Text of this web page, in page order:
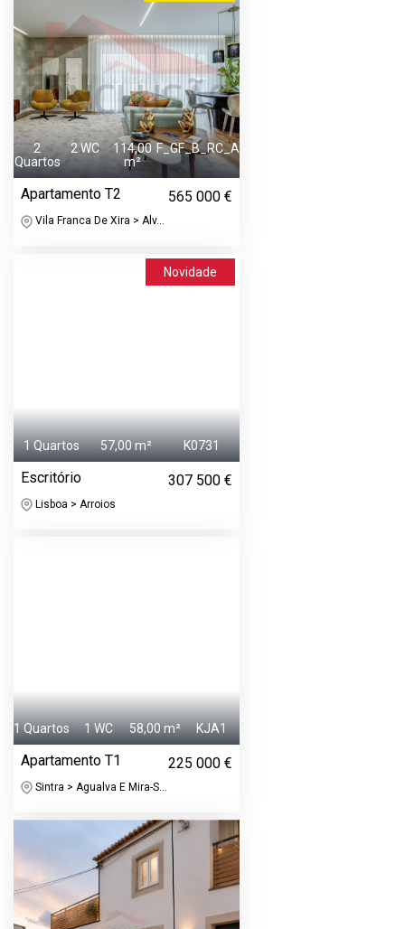
2
Quartos
2 WC
114,00
m²
F_GF_B_RC_A
Apartamento T2 565 000 €
Vila Franca De Xira > Alv...
Novidade
1 Quartos 57,00 m² K0731
Escritório 307 500 €
Lisboa > Arroios
1 Quartos 1 WC 58,00 m² KJA1
Apartamento T1 225 000 €
Sintra > Agualva E Mira-S...